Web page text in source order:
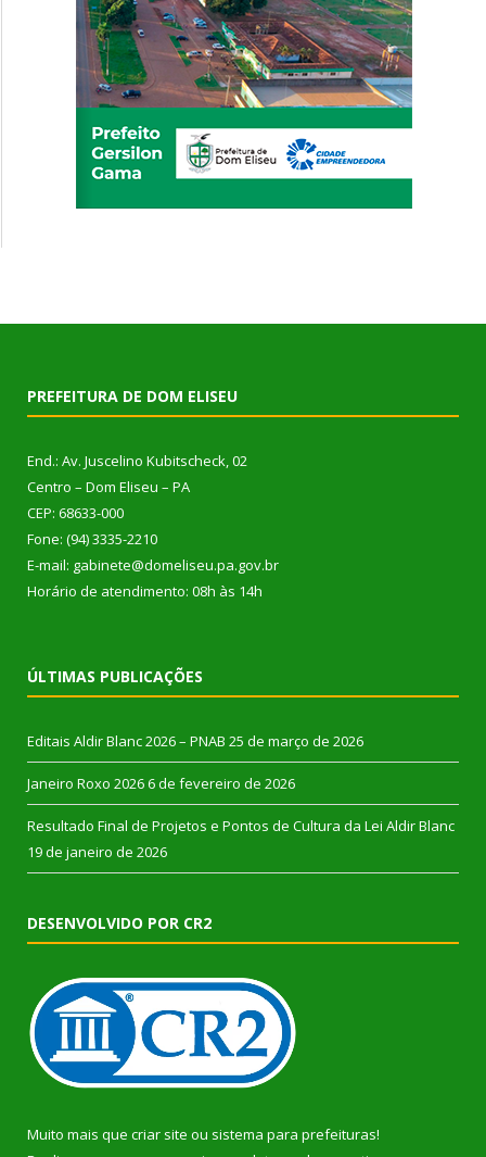
PREFEITURA DE DOM ELISEU
End.: Av. Juscelino Kubitscheck, 02
Centro – Dom Eliseu – PA
CEP: 68633-000
Fone: (94) 3335-2210
E-mail: gabinete@domeliseu.pa.gov.br
Horário de atendimento: 08h às 14h
ÚLTIMAS PUBLICAÇÕES
Editais Aldir Blanc 2026 – PNAB 25 de março de 2026
Janeiro Roxo 2026 6 de fevereiro de 2026
Resultado Final de Projetos e Pontos de Cultura da Lei Aldir Blanc
19 de janeiro de 2026
DESENVOLVIDO POR CR2
Muito mais que criar site ou sistema para prefeituras!